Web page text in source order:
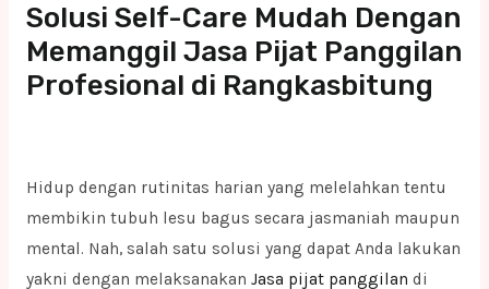
Solusi Self-Care Mudah Dengan
Memanggil Jasa Pijat Panggilan
Profesional di Rangkasbitung
Hidup dengan rutinitas harian yang melelahkan tentu
membikin tubuh lesu bagus secara jasmaniah maupun
mental. Nah, salah satu solusi yang dapat Anda lakukan
yakni dengan melaksanakan Jasa pijat panggilan di